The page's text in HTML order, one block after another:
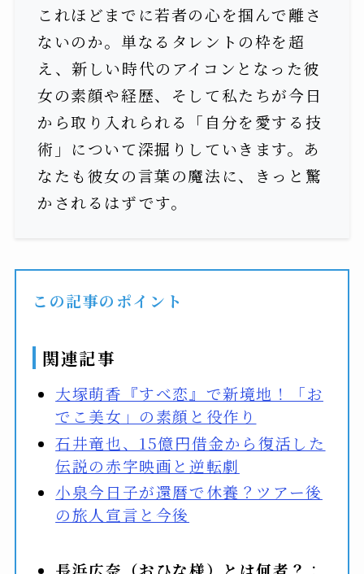
これほどまでに若者の心を掴んで離さ
ないのか。単なるタレントの枠を超
え、新しい時代のアイコンとなった彼
女の素顔や経歴、そして私たちが今日
から取り入れられる「自分を愛する技
術」について深掘りしていきます。あ
なたも彼女の言葉の魔法に、きっと驚
かされるはずです。
この記事のポイント
関連記事
大塚萌香『すべ恋』で新境地！「お
でこ美女」の素顔と役作り
石井竜也、15億円借金から復活した
伝説の赤字映画と逆転劇
小泉今日子が還暦で休養？ツアー後
の旅人宣言と今後